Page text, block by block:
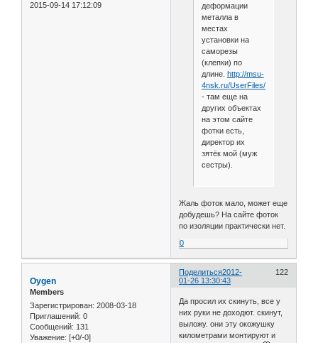
2015-09-14 17:12:09
деформации
металла в
местах
установки на
саморезы
(клепки) по
длине. http://msu-
4nsk.ru/UserFiles/File/2mars.jpg
- там еще на
других объектах
на этом сайте
фотки есть,
директор их
зятёк мой (муж
сестры).
Жаль фоток мало, может еще
добудешь? На сайте фоток
по изоляции практически нет.
0
Поделиться 122
2012-
01-26 13:30:43
Oygen
Members
Зарегистрирован: 2008-03-18
Приглашений: 0
Сообщений: 131
Уважение: [+0/-0]
Да просил их скинуть, все у
них руки не доходют. скинут,
выложу. они эту окожушку
километрами монтируют и